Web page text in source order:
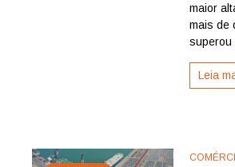
maior
mais de
superou
Leia